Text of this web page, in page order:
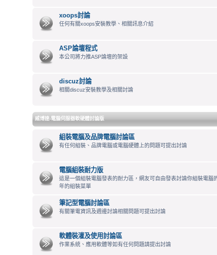
xoops討論
任何有關xoops安裝教學、相關訊息介紹
ASP論壇程式
本公司將力推ASP論壇的架設
discuz討論
相關discuz安裝教學及相關討論
威博達-電腦伺服器軟硬體討論版
組裝電腦及品牌電腦討論區
有任何組裝、品牌電腦或電腦硬體上的問題可提出討論
電腦組裝耐力版
這是一個組裝電腦發表的耐力區，網友可自由發表討論你組裝電腦
年的組裝菜單
筆記型電腦討論區
有關筆電資訊及週邊討論相關問題可提出討論
軟體裝灌及使用討論區
作業系統、應用軟體等如有任何問題請提出討論